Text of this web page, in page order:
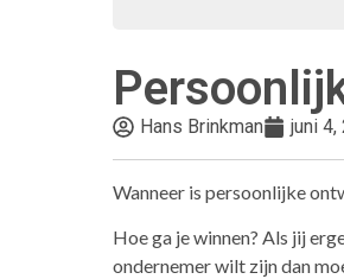
Hans Brinkman juni 4,
Wanneer is persoonlijke
Hoe ga je winnen? Als jij
ondernemer wilt zijn dan